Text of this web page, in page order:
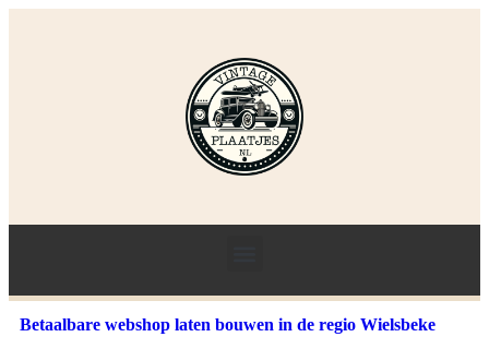
Betaalbare webshop laten bouwen in de regio Wielsbeke